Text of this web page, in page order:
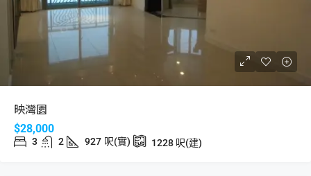
映灣園
$28,000
3 2 927 呎(實) 1228 呎(建)